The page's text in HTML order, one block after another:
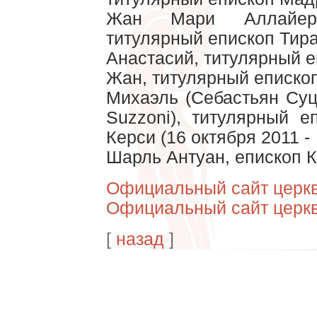
Жан Мари Аллайер
титулярный епископ
Анастасий, титулярный
Жан, титулярный
Михаэль (Себастьян
Suzzoni), титулярный
Керси (16 октября 2011 -
Шарль Антуан, епископ
Официальный сайт
Официальный сайт
[ назад ]